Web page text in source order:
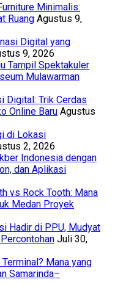
Minimalis:
Ruang Agustus 9,
Digital yang
9, 2026
Tampil Spektakuler
Mulawarman
Digital: Trik Cerdas
Online Baru Agustus
di Lokasi
2, 2026
Indonesia dengan
dan Aplikasi
vs Rock Tooth: Mana
Medan Proyek
Hadir di PPU, Mudyat
Juli 30,
Mana yang
Samarinda–